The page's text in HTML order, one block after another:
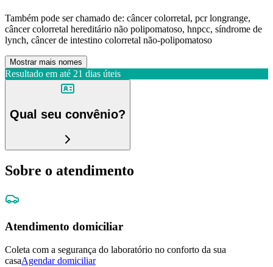
Também pode ser chamado de: câncer colorretal, pcr longrange,
câncer colorretal hereditário não polipomatoso, hnpcc, síndrome de
lynch, câncer de intestino colorretal não-polipomatoso
Mostrar mais nomes
Resultado em até 21 dias úteis
Qual seu convênio?
Sobre o atendimento
Atendimento domiciliar
Coleta com a segurança do laboratório no conforto da sua
casaAgendar domiciliar